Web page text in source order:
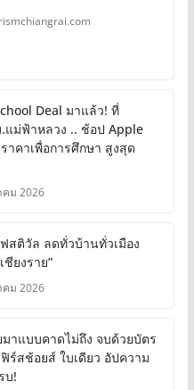
Deal มาแล้ว! ที่
.แม่ฟ้าหลวง .. ช้อป Apple
าคาเพื่อการศึกษา สูงสุด
คม 2026
สติวัล ลดทั่วบ้านทั่วเมือง
ชียงราย”
คม 2026
มาแบบคาดไม่ถึง จบด้วยบัตร
ฟิร์สช้อยส์ ใบเดียว อัปความ
บ!